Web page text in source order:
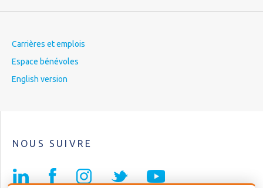
Carrières et emplois
Espace bénévoles
English version
NOUS SUIVRE